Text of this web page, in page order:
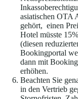
asiatischen OTA
gehört, einen
Hotel müsste
(diesen
Bookingportal
dann mit
erhöhen.
Beachten Sie
in den Vertrieb